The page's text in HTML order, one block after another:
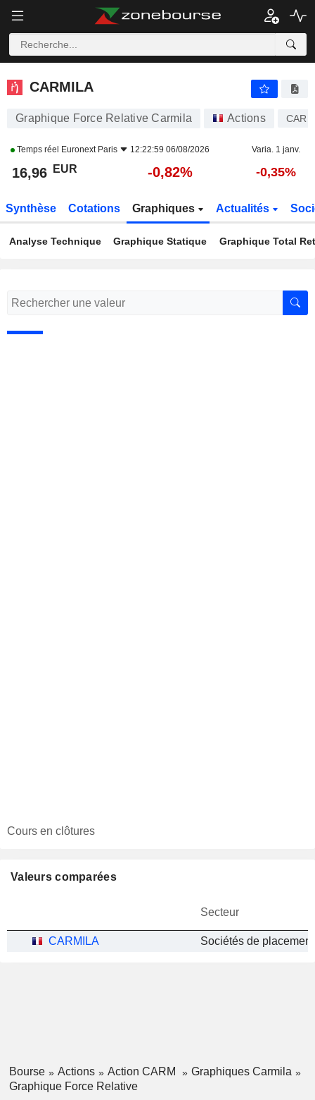
CARMILA
CARMILA
Graphique Force Relative Carmila Actions CARM
Temps réel Euronext Paris 12:22:59 06/08/2026 Varia. 1 janv.
16,96 EUR -0,82% -0,35%
Synthèse Cotations Graphiques Actualités
Analyse Technique Graphique Statique Graphique Total
Cours en clôtures
Valeurs comparées
Secteur
CARMILA
Bourse Actions Action CARM
Graphiques Carmila
Graphique Force Relative